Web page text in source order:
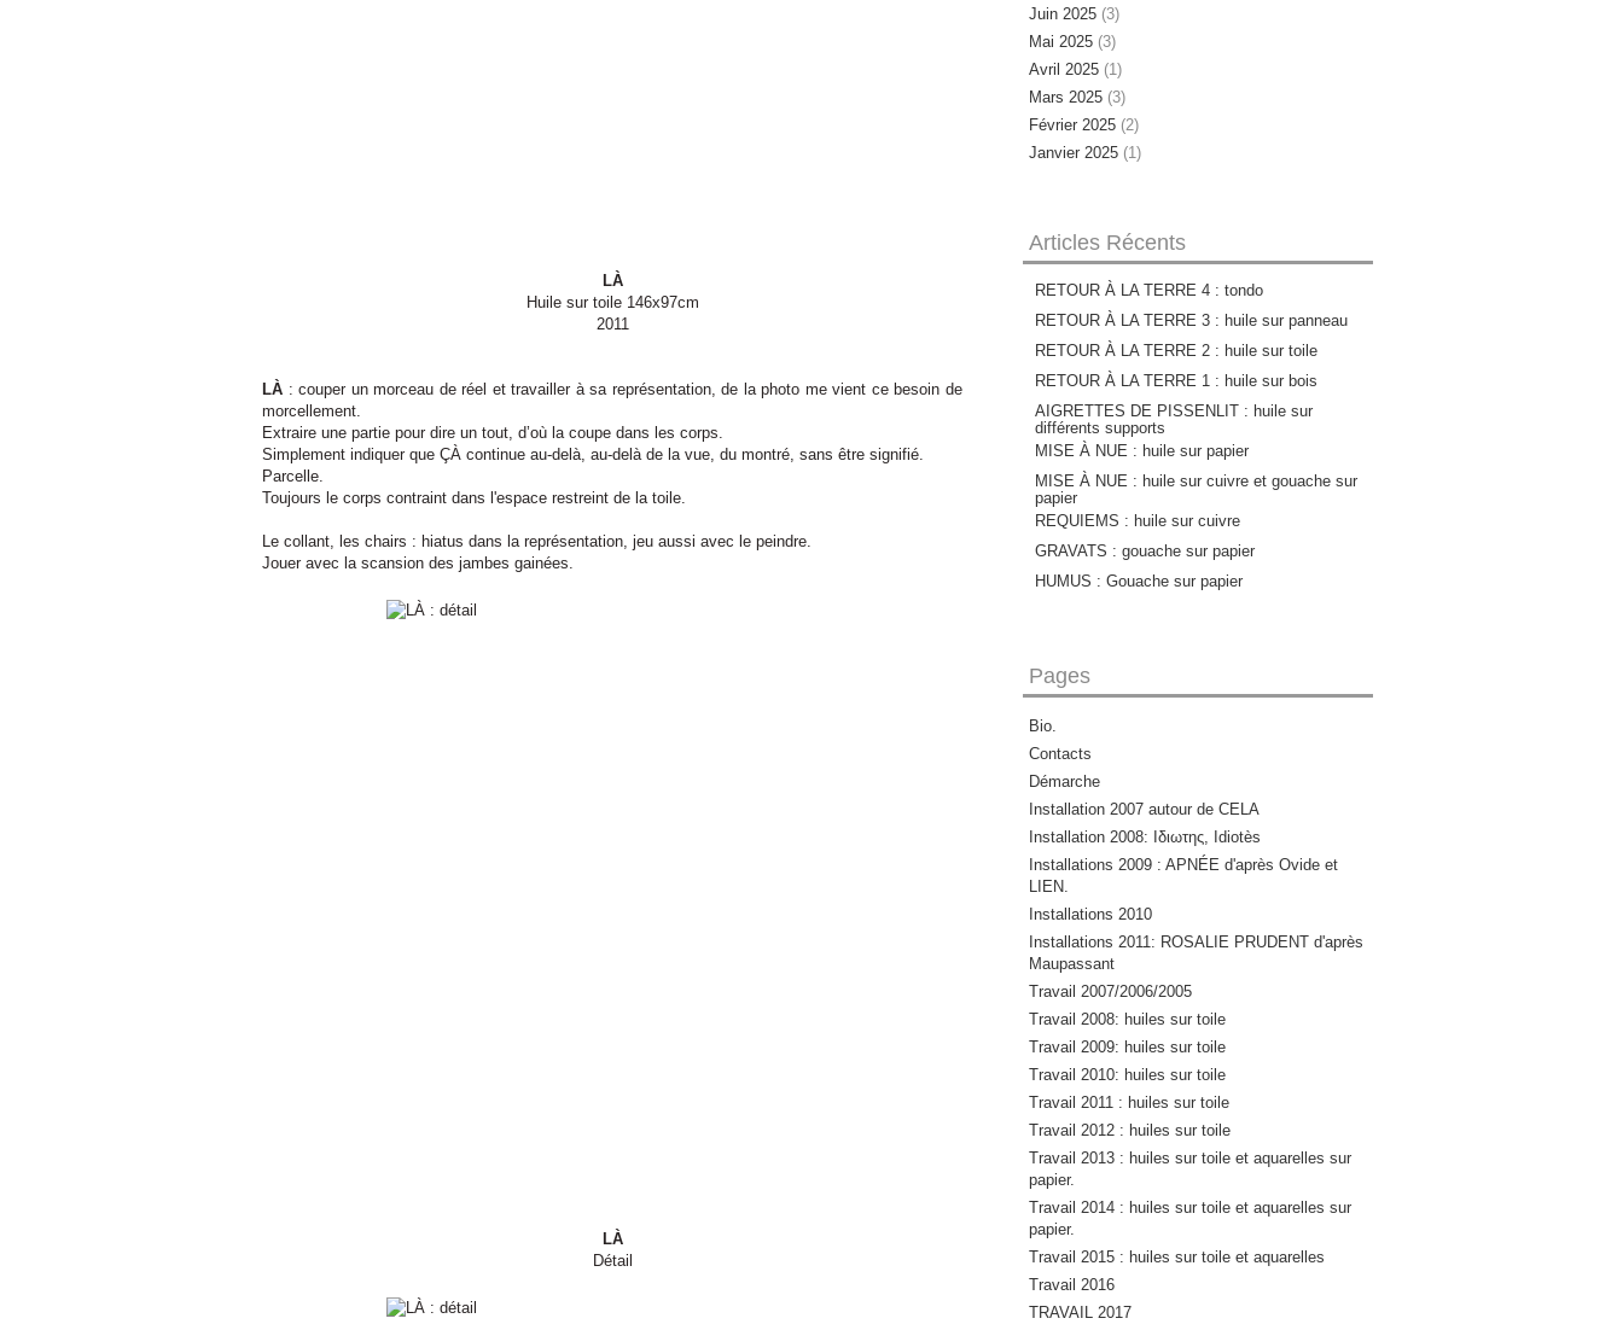
LÀ
Huile sur toile 146x97cm
2011
LÀ : couper un morceau de réel et travailler à sa représentation, de la photo me vient ce besoin de
morcellement.
Extraire une partie pour dire un tout, d’où la coupe dans les corps.
Simplement indiquer que ÇÀ continue au-delà, au-delà de la vue, du montré, sans être signifié.
Parcelle.
Toujours le corps contraint dans l'espace restreint de la toile.
Le collant, les chairs : hiatus dans la représentation, jeu aussi avec le peindre.
Jouer avec la scansion des jambes gainées.
LÀ
Détail
Juin 2025 (3)
Mai 2025 (3)
Avril 2025 (1)
Mars 2025 (3)
Février 2025 (2)
Janvier 2025 (1)
Articles Récents
RETOUR À LA TERRE 4 : tondo
RETOUR À LA TERRE 3 : huile sur panneau
RETOUR À LA TERRE 2 : huile sur toile
RETOUR À LA TERRE 1 : huile sur bois
AIGRETTES DE PISSENLIT : huile sur
différents supports
MISE À NUE : huile sur papier
MISE À NUE : huile sur cuivre et gouache sur
papier
REQUIEMS : huile sur cuivre
GRAVATS : gouache sur papier
HUMUS : Gouache sur papier
Pages
Bio.
Contacts
Démarche
Installation 2007 autour de CELA
Installation 2008: Ιδιωτης, Idiotès
Installations 2009 : APNÉE d'après Ovide et
LIEN.
Installations 2010
Installations 2011: ROSALIE PRUDENT d'après
Maupassant
Travail 2007/2006/2005
Travail 2008: huiles sur toile
Travail 2009: huiles sur toile
Travail 2010: huiles sur toile
Travail 2011 : huiles sur toile
Travail 2012 : huiles sur toile
Travail 2013 : huiles sur toile et aquarelles sur
papier.
Travail 2014 : huiles sur toile et aquarelles sur
papier.
Travail 2015 : huiles sur toile et aquarelles
Travail 2016
TRAVAIL 2017